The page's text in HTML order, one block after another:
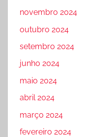
novembro 2024
outubro 2024
setembro 2024
junho 2024
maio 2024
abril 2024
março 2024
fevereiro 2024